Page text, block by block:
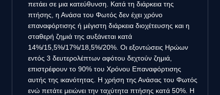
πετάει σε μια κατεύθυνση. Κατά τη διάρκεια της
πτήσης, η Ανάσα του Φωτός δεν έχει χρόνο
επαναφόρτισης ή μέγιστη διάρκεια διοχέτευσης και η
σταθερή ζημιά της αυξάνεται κατά
14%/15,5%/17%/18,5%/20%. Οι εξοντώσεις Ηρώων
εντός 3 δευτερολέπτων αφότου δεχτούν ζημιά,
επιστρέφουν το 90% του Χρόνου Επαναφόρτισης
αυτής της ικανότητας. Η χρήση της Ανάσας του Φωτός
ενώ πετάτε μειώνει την ταχύτητα πτήσης κατά 50%. Η